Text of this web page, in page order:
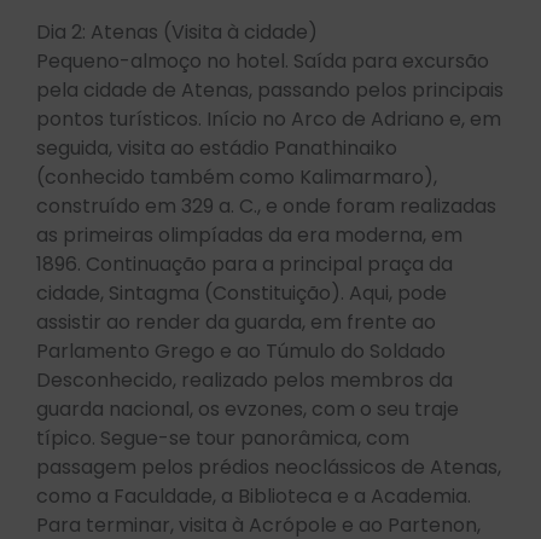
Dia 2: Atenas (Visita à cidade)
Pequeno-almoço no hotel. Saída para excursão
pela cidade de Atenas, passando pelos principais
pontos turísticos. Início no Arco de Adriano e, em
seguida, visita ao estádio Panathinaiko
(conhecido também como Kalimarmaro),
construído em 329 a. C., e onde foram realizadas
as primeiras olimpíadas da era moderna, em
1896. Continuação para a principal praça da
cidade, Sintagma (Constituição). Aqui, pode
assistir ao render da guarda, em frente ao
Parlamento Grego e ao Túmulo do Soldado
Desconhecido, realizado pelos membros da
guarda nacional, os evzones, com o seu traje
típico. Segue-se tour panorâmica, com
passagem pelos prédios neoclássicos de Atenas,
como a Faculdade, a Biblioteca e a Academia.
Para terminar, visita à Acrópole e ao Partenon,